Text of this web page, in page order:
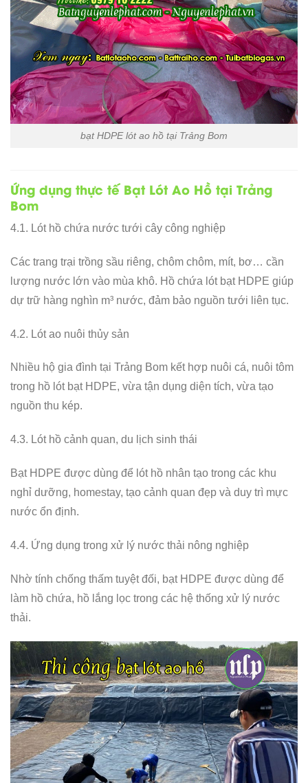
bạt HDPE lót ao hồ tại Trảng Bom
Ứng dụng thực tế Bạt Lót Ao Hồ tại Trảng
Bom
4.1. Lót hồ chứa nước tưới cây công nghiệp
Các trang trại trồng sầu riêng, chôm chôm, mít, bơ… cần
lượng nước lớn vào mùa khô. Hồ chứa lót bạt HDPE giúp
dự trữ hàng nghìn m³ nước, đảm bảo nguồn tưới liên tục.
4.2. Lót ao nuôi thủy sản
Nhiều hộ gia đình tại Trảng Bom kết hợp nuôi cá, nuôi tôm
trong hồ lót bạt HDPE, vừa tận dụng diện tích, vừa tạo
nguồn thu kép.
4.3. Lót hồ cảnh quan, du lịch sinh thái
Bạt HDPE được dùng để lót hồ nhân tạo trong các khu
nghỉ dưỡng, homestay, tạo cảnh quan đẹp và duy trì mực
nước ổn định.
4.4. Ứng dụng trong xử lý nước thải nông nghiệp
Nhờ tính chống thấm tuyệt đối, bạt HDPE được dùng để
làm hồ chứa, hồ lắng lọc trong các hệ thống xử lý nước
thải.